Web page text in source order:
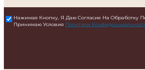
Нажимая Кнопку, Я Даю Согласие На Обработку
Принимаю Условия Политики